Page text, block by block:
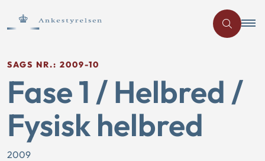
SAGS NR.: 2009-10
Fase 1 / Helbred /
Fysisk helbred
2009